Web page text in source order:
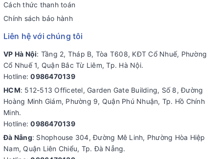
Cách thức thanh toán
Chính sách bảo hành
Liên hệ với chúng tôi
VP Hà Nội: Tầng 2, Tháp B, Tòa T608, KĐT Cổ Nhuế, Phường
Cổ Nhuế 1, Quận Bắc Từ Liêm, Tp. Hà Nội.
Hotline:0986470139
HCM: 512-513 Officetel, Garden Gate Building, Số 8, Đường
Hoàng Minh Giám, Phường 9, Quận Phú Nhuận, Tp. Hồ Chính
Minh.
Hotline:0986470139
Đà Nẵng: Shophouse 304, Đường Mê Linh, Phường Hòa Hiệp
Nam, Quận Liên Chiểu, Tp. Đà Nẵng.